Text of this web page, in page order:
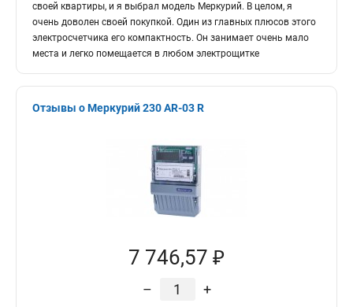
своей квартиры, и я выбрал модель Меркурий. В целом, я
очень доволен своей покупкой. Один из главных плюсов этого
электросчетчика его компактность. Он занимает очень мало
места и легко помещается в любом электрощитке
Отзывы о Меркурий 230 AR-03 R
7 746,57 ₽
– +